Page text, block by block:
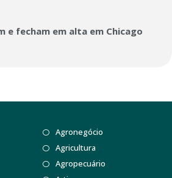
e fecham em alta em Chicago
Agronegócio
Agricultura
Agropecuário